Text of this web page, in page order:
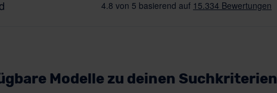
Modelle zu deinen Suchkriterien